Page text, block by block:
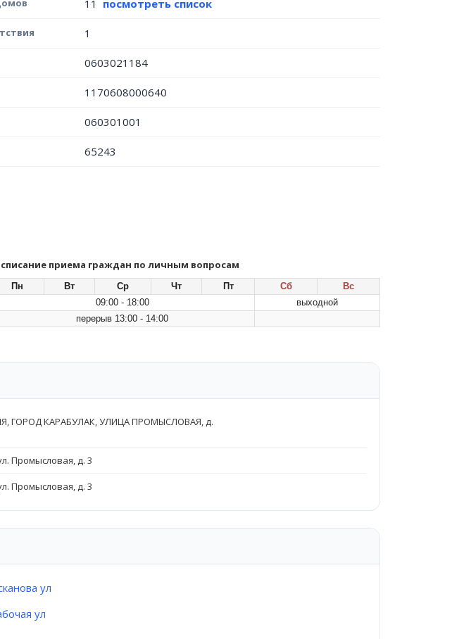
11 посмотреть список
1
0603021184
1170608000640
060301001
65243
приема граждан по личным вопросам
Пн Вт Ср Чт Пт Сб
Вс
09:00 - 18:00
выходной
перерыв 13:00 - 14:00
ГОРОД КАРАБУЛАК, УЛИЦА ПРОМЫСЛОВАЯ, д.
Промысловая, д. 3
Промысловая, д. 3
ул
ул